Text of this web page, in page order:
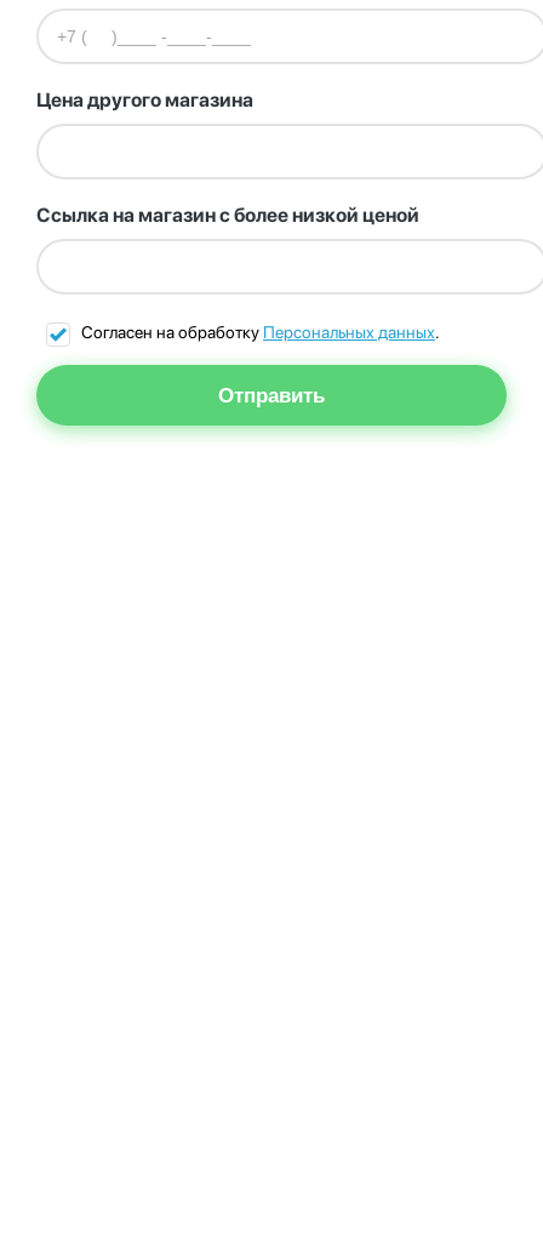
Цена другого магазина
Ссылка на магазин с более низкой ценой
Согласен на обработку Персональных данных.
Отправить